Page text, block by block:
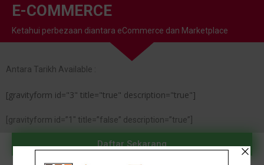
E-COMMERCE
Ketahui perbezaan diantara eCommerce dan Marketplace
Antara Tarikh Available :
[gravityform id="3" title="true" description="true"]
[gravityform id=”1″ title=”false” description=”true”]
Daftar Sekarang